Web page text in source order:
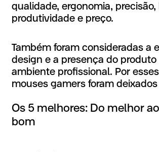
qualidade, ergonomia, precisão,
produtividade e preço.
Também foram consideradas a
design e a presença do produto
ambiente profissional. Por
mouses gamers foram deixados
Os 5 melhores: Do melhor ao
bom